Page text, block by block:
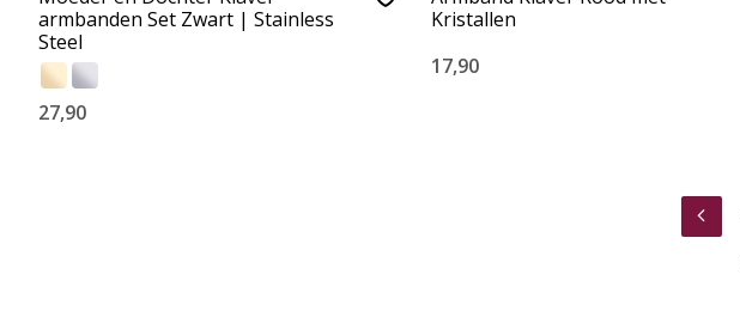
armbanden Set Zwart | Stainless
Steel
27,90
Kristallen
17,90